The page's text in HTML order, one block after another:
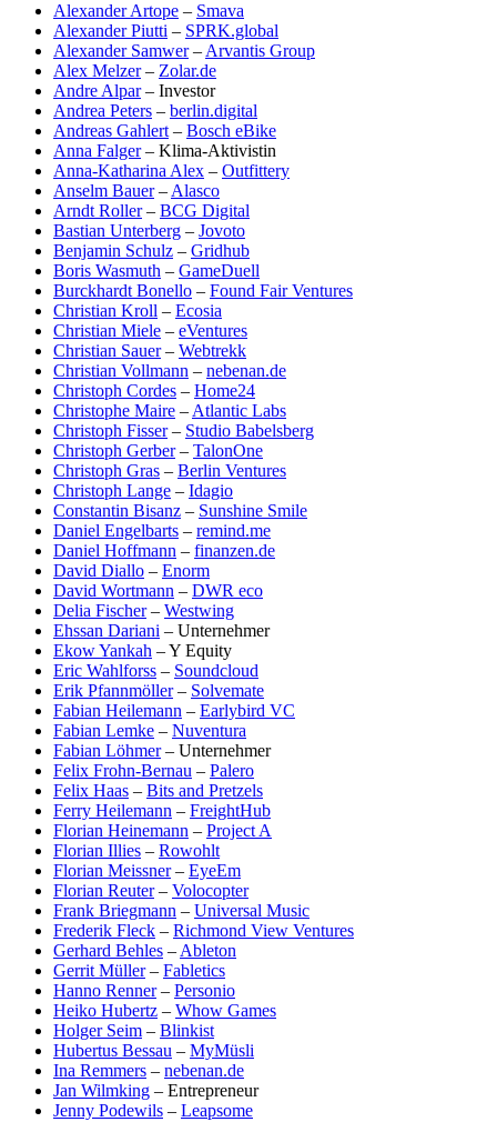
Alexander Artope – Smava
Alexander Piutti – SPRK.global
Alexander Samwer– Arvantis Group
Alex Melzer– Zolar.de
Andre Alpar– Investor
Andrea Peters – berlin.digital
Andreas Gahlert – Bosch eBike
Anna Falger– Klima-Aktivistin
Anna-Katharina Alex – Outfittery
Anselm Bauer– Alasco
Arndt Roller– BCG Digital
Bastian Unterberg – Jovoto
Benjamin Schulz – Gridhub
Boris Wasmuth – GameDuell
Burckhardt Bonello – Found Fair Ventures
Christian Kroll – Ecosia
Christian Miele – eVentures
Christian Sauer– Webtrekk
Christian Vollmann – nebenan.de
Christoph Cordes – Home24
Christophe Maire – Atlantic Labs
Christoph Fisser– Studio Babelsberg
Christoph Gerber– TalonOne
Christoph Gras – Berlin Ventures
Christoph Lange – Idagio
Constantin Bisanz – Sunshine Smile
Daniel Engelbarts – remind.me
Daniel Hoffmann – finanzen.de
David Diallo – Enorm
David Wortmann – DWR eco
Delia Fischer– Westwing
Ehssan Dariani – Unternehmer
Ekow Yankah – Y Equity
Eric Wahlforss – Soundcloud
Erik Pfannmöller– Solvemate
Fabian Heilemann – Earlybird VC
Fabian Lemke – Nuventura
Fabian Löhmer– Unternehmer
Felix Frohn-Bernau – Palero
Felix Haas – Bits and Pretzels
Ferry Heilemann – FreightHub
Florian Heinemann – Project A
Florian Illies – Rowohlt
Florian Meissner– EyeEm
Florian Reuter– Volocopter
Frank Briegmann – Universal Music
Frederik Fleck – Richmond View Ventures
Gerhard Behles – Ableton
Gerrit Müller– Fabletics
Hanno Renner– Personio
Heiko Hubertz – Whow Games
Holger Seim – Blinkist
Hubertus Bessau – MyMüsli
Ina Remmers – nebenan.de
Jan Wilmking – Entrepreneur
Jenny Podewils – Leapsome